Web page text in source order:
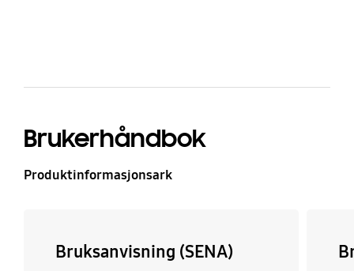
Brukerhåndbok
Produktinformasjonsark
Bruksanvisning (SENA)